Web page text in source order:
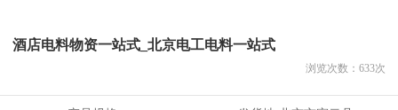
酒店电料物资一站式_北京电工电料一站式
浏览次数： 633次